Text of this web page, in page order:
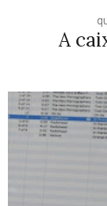
A